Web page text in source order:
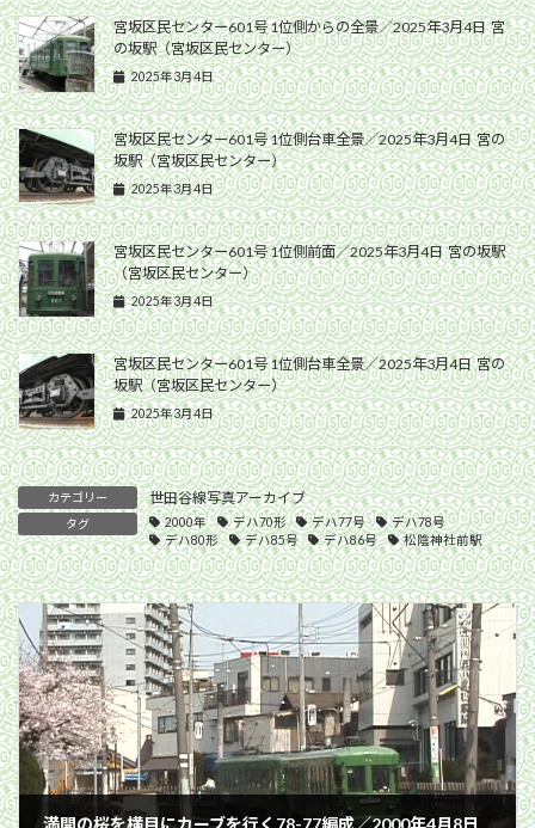
宮坂区民センター601号 1位側からの全景／2025年3月4日 宮
の坂駅（宮坂区民センター）
2025年3月4日
宮坂区民センター601号 1位側台車全景／2025年3月4日 宮の
坂駅（宮坂区民センター）
2025年3月4日
宮坂区民センター601号 1位側前面／2025年3月4日 宮の坂駅
（宮坂区民センター）
2025年3月4日
宮坂区民センター601号 1位側台車全景／2025年3月4日 宮の
坂駅（宮坂区民センター）
2025年3月4日
カテゴリー 世田谷線写真アーカイブ
タグ 2000年 デハ70形 デハ77号
デハ78号
デハ80形
デハ85号 デハ86号 松陰神社前駅
満開の桜を横目にカーブを行く78-77編成／2000年4月8日 下高井戸〜松原間